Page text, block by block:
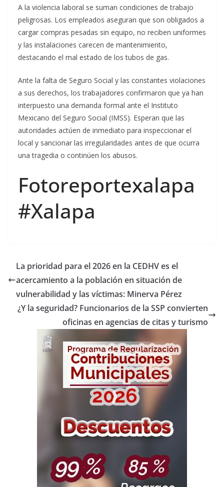
A la violencia laboral se suman condiciones de trabajo
peligrosas. Los empleados aseguran que son obligados a
cargar compras pesadas sin equipo, no reciben uniformes
y las instalaciones carecen de mantenimiento,
destacando el mal estado de los tubos de gas.
Ante la falta de Seguro Social y las constantes violaciones
a sus derechos, los trabajadores confirmaron que ya han
interpuesto una demanda formal ante el Instituto
Mexicano del Seguro Social (IMSS). Esperan que las
autoridades actúen de inmediato para inspeccionar el
local y sancionar las irregularidades antes de que ocurra
una tragedia o continúen los abusos.
Fotoreportexalapa
#Xalapa
La prioridad para el 2026 en la CEDHV es el
acercamiento a la población en situación de
vulnerabilidad y las víctimas: Minerva Pérez
¿Y la seguridad? Funcionarios de la SSP convierten
oficinas en agencias de citas y turismo